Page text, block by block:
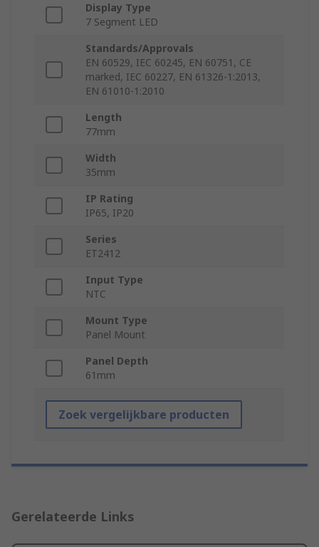
Display Type
7 Segment LED
Standards/Approvals
EN 60529, IEC 60245, EN 60751, CE
marked, IEC 60227, EN 61326-1:2013,
EN 61010-1:2010
Length
77mm
Width
35mm
IP Rating
IP65, IP20
Series
ET2412
Input Type
NTC
Mount Type
Panel Mount
Panel Depth
61mm
Zoek vergelijkbare producten
Gerelateerde Links